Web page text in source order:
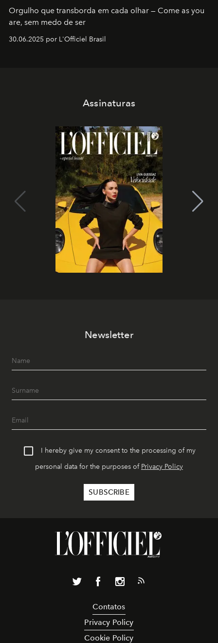
Orgulho que transborda em cada olhar — Come as you
are, sem medo de ser
30.06.2025 por L'Officiel Brasil
Assinaturas
Newsletter
I hereby give my consent to the processing of my
personal data for the purposes of Privacy Policy
Contatos
Privacy Policy
Cookie Policy